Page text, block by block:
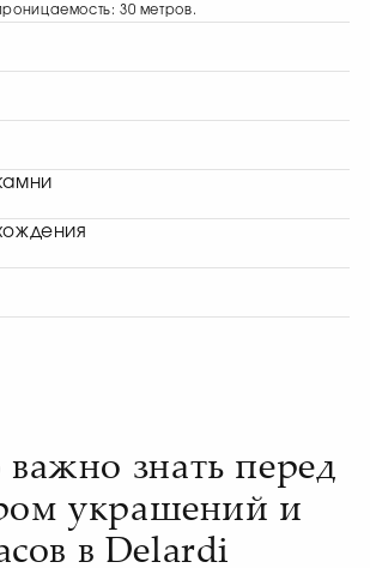
30 метров.
важно знать перед
украшений и
в Delardi